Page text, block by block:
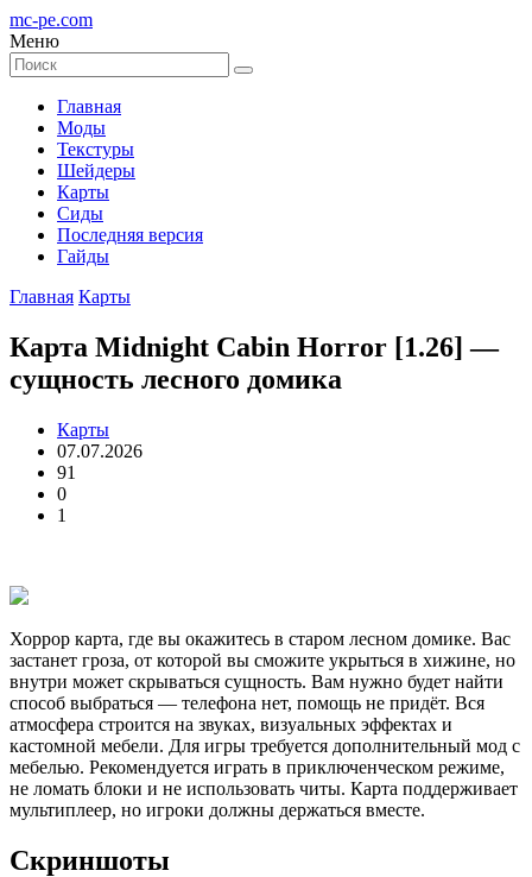
mc-pe.com
Меню
Главная
Моды
Текстуры
Шейдеры
Карты
Сиды
Последняя версия
Гайды
Главная Карты
Карта Midnight Cabin Horror [1.26] —
сущность лесного домика
Карты
07.07.2026
91
0
1
Хоррор карта, где вы окажитесь в старом лесном домике. Вас
застанет гроза, от которой вы сможите укрыться в хижине, но
внутри может скрываться сущность. Вам нужно будет найти
способ выбраться — телефона нет, помощь не придёт. Вся
атмосфера строится на звуках, визуальных эффектах и
кастомной мебели. Для игры требуется дополнительный мод с
мебелью. Рекомендуется играть в приключенческом режиме,
не ломать блоки и не использовать читы. Карта поддерживает
мультиплеер, но игроки должны держаться вместе.
Скриншоты